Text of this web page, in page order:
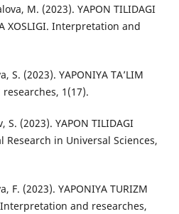
M. (2023). YAPON TILIDAGI
XOSLIGI. Interpretation and
S. (2023). YAPONIYA TA’LIM
1(17).
S. (2023). YAPON TILIDAGI
Research in Universal Sciences,
F. (2023). YAPONIYA TURIZM
Interpretation and researches,